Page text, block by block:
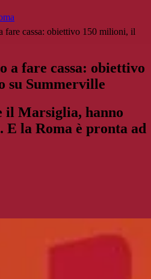
fare cassa: obiettivo 150 milioni, il
a fare cassa: obiettivo
su Summerville
il Marsiglia, hanno
la Roma è pronta ad